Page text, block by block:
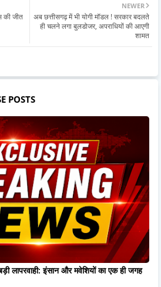
NEWER
अब छत्तीसगढ़ में भी योगी मॉडल ! सरकार बदलते
ही चलने लगा बुलडोजर, अपराधियों की आएगी
शामत
की जीत
POSTS
लापरवाही: इंसान और मवेशियों का एक ही जगह